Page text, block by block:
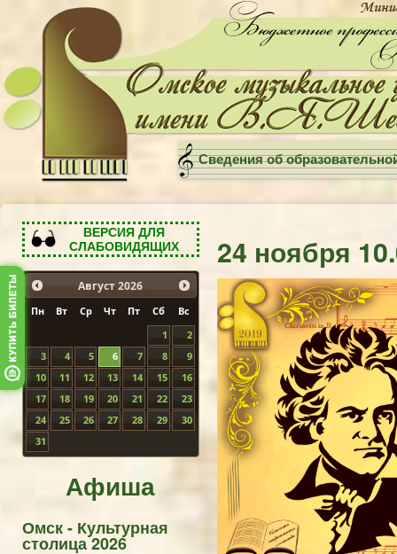
Сведения об
ВЕРСИЯ ДЛЯ
СЛАБОВИДЯЩИХ
Август 2026
Пн Вт Ср Чт Пт Сб
Вс
1
2
3
4 5 6 7 8
9
10
11 12 13 14 15
16
17
18 19 20 21 22
23
24
25 26 27 28 29
30
31
Афиша
Омск - Культурная
столица 2026
24 ноября